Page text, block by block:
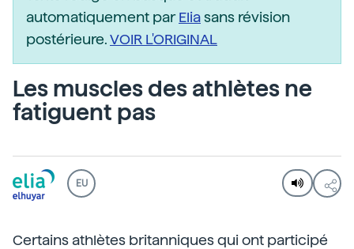
automatiquement parEliasans révision
postérieure.VOIR L'ORIGINAL
Les muscles des athlètes ne
fatiguent pas
EU
Certains athlètes britanniques qui ont participé